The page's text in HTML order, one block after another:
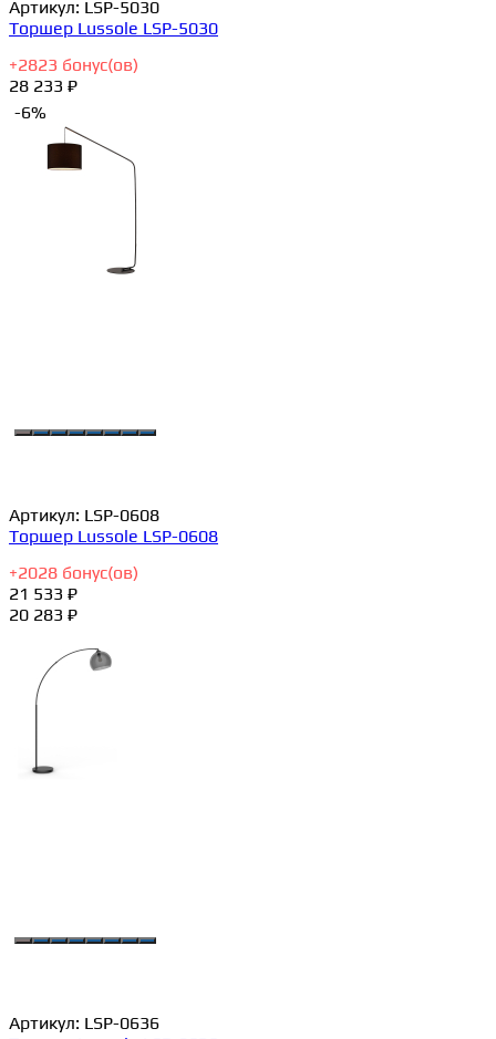
Артикул: LSP-5030
Торшер Lussole LSP-5030
+2823 бонус(ов)
28 233 ₽
-6%
Артикул: LSP-0608
Торшер Lussole LSP-0608
+2028 бонус(ов)
21 533 ₽
20 283 ₽
Артикул: LSP-0636